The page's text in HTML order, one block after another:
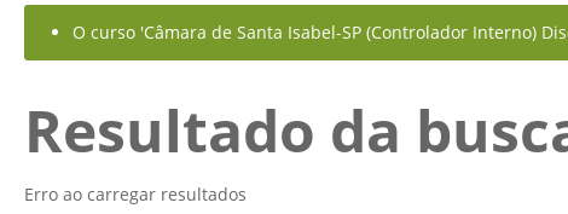
O curso 'Câmara de Santa Isabel-SP (Controlador Interno)
Resultado da
Erro ao carregar resultados